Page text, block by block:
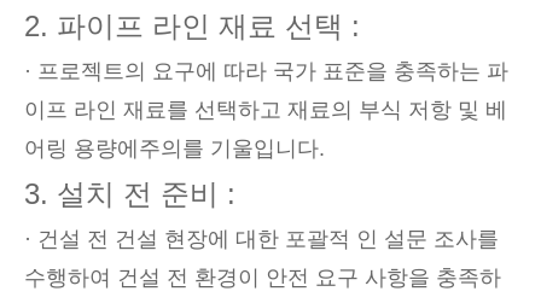
2. 파이프 라인 재료 선택 :
· 프로젝트의 요구에 따라 국가 표준을 충족하는 파
이프 라인 재료를 선택하고 재료의 부식 저항 및 베
어링 용량에주의를 기울입니다.
3. 설치 전 준비 :
· 건설 전 건설 현장에 대한 포괄적 인 설문 조사를
수행하여 건설 전 환경이 안전 요구 사항을 충족하